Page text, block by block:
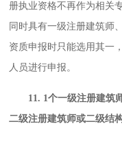
册执业资格不再作为相关
同时具有一级注册建筑师
资质申报时只能选用其一
人员进行申报。
11. 1个一级注册建筑
二级注册建筑师或二级结